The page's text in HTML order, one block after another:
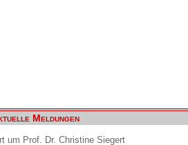
Meldungen
um Prof. Dr. Christine Siegert